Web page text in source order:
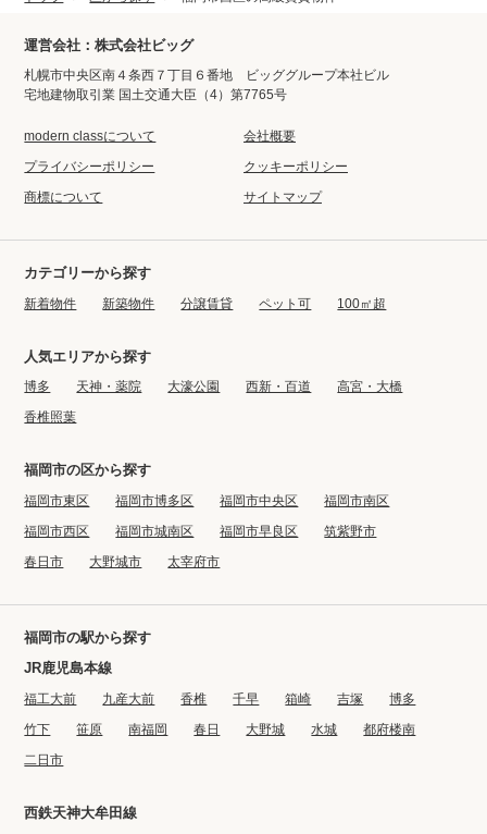
運営会社：株式会社ビッグ
札幌市中央区南４条西７丁目６番地 ビッググループ本社ビル
宅地建物取引業 国土交通大臣（4）第7765号
modern classについて
会社概要
プライバシーポリシー
クッキーポリシー
商標について
サイトマップ
カテゴリーから探す
新着物件 新築物件 分譲賃貸 ペット可 100㎡超
人気エリアから探す
博多 天神・薬院 大濠公園 西新・百道
高宮・大橋
香椎照葉
福岡市の区から探す
福岡市東区 福岡市博多区 福岡市中央区
福岡市南区
福岡市西区
福岡市城南区 福岡市早良区
筑紫野市
春日市
大野城市 太宰府市
福岡市の駅から探す
JR鹿児島本線
福工大前 九産大前 香椎 千早 箱崎 吉塚
博多
竹下
笹原 南福岡 春日 大野城 水城
都府楼南
二日市
西鉄天神大牟田線